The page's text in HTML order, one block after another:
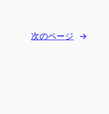
次のページ →